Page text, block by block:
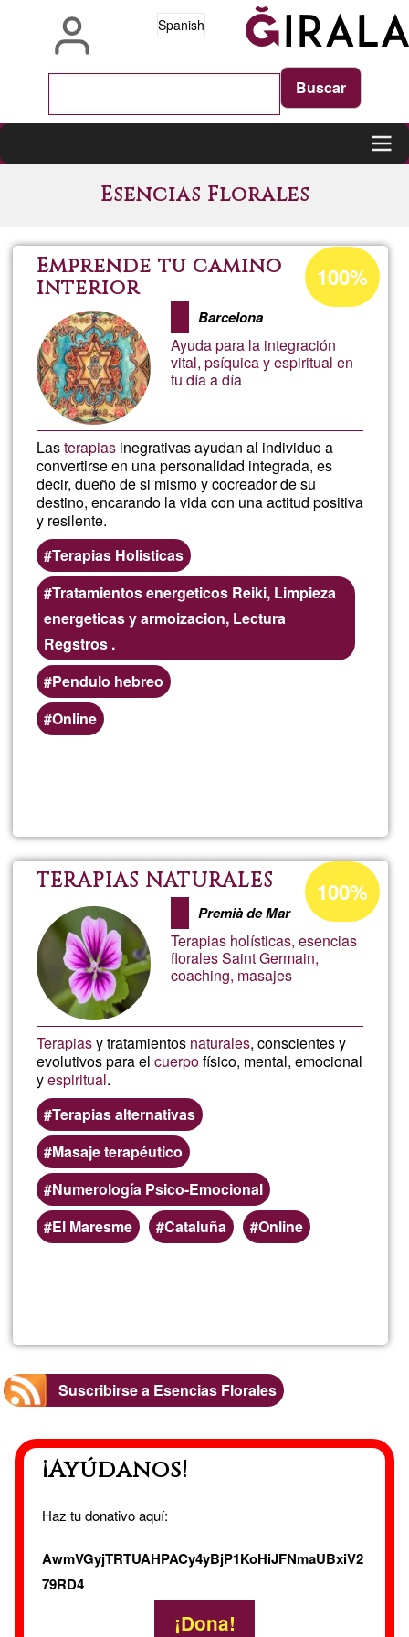
Spanish
navigation
Esencias Florales
Emprende tu camino
interior
Barcelona
Ayuda para la integración
vital, psíquica y espiritual en
tu día a día
Lasterapias inegrativas ayudan al individuo a
convertirse en una personalidad integrada, es
decir, dueño de si mismo y cocreador de su
destino, encarando la vida con una actitud positiva
y resilente.
Terapias Holisticas
Tratamientos energeticos Reiki, Limpieza
energeticas y armoizacion, Lectura
Regstros .
Pendulo hebreo
Online
Porcentaje
de
aceptación
de
G1
100%
tu
camino
interior
TERAPIAS NATURALES
Premià de Mar
Terapias holísticas, esencias
florales Saint Germain,
coaching, masajes
Terapiasy tratamientos naturales, conscientes y
evolutivos para elcuerpofísico, mental, emocional
yespiritual.
Terapias alternativas
Masaje terapéutico
Numerología Psico-Emocional
El Maresme
Cataluña Online
Porcentaje
de
aceptación
de
100%
Suscribirse a Esencias Florales
¡Ayúdanos!
Haz tu donativo aquí:
AwmVGyjTRTUAHPACy4yBjP1KoHiJFNmaUBxiV2
79RD4
¡Dona!